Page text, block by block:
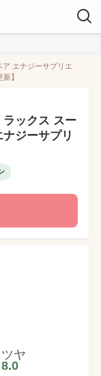
エナジーサプリエ
】
ックス スー
ジーサプリ
ツヤ
8.0